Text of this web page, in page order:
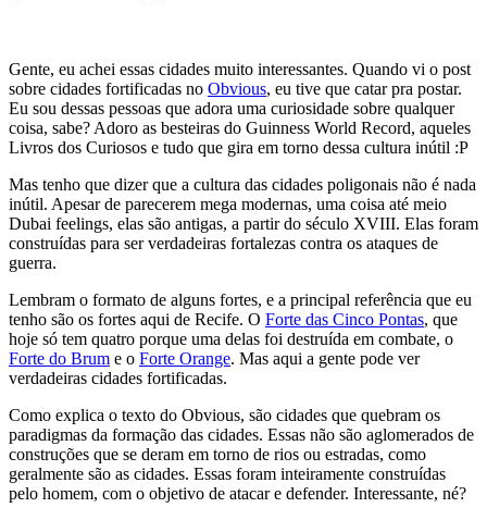
Gente, eu achei essas cidades muito interessantes. Quando vi o post
sobre cidades fortificadas no Obvious, eu tive que catar pra postar.
Eu sou dessas pessoas que adora uma curiosidade sobre qualquer
coisa, sabe? Adoro as besteiras do Guinness World Record, aqueles
Livros dos Curiosos e tudo que gira em torno dessa cultura inútil :P
Mas tenho que dizer que a cultura das cidades poligonais não é nada
inútil. Apesar de parecerem mega modernas, uma coisa até meio
Dubai feelings, elas são antigas, a partir do século XVIII. Elas foram
construídas para ser verdadeiras fortalezas contra os ataques de
guerra.
Lembram o formato de alguns fortes, e a principal referência que eu
tenho são os fortes aqui de Recife. O Forte das Cinco Pontas, que
hoje só tem quatro porque uma delas foi destruída em combate, o
Forte do Brum e o Forte Orange. Mas aqui a gente pode ver
verdadeiras cidades fortificadas.
Como explica o texto do Obvious, são cidades que quebram os
paradigmas da formação das cidades. Essas não são aglomerados de
construções que se deram em torno de rios ou estradas, como
geralmente são as cidades. Essas foram inteiramente construídas
pelo homem, com o objetivo de atacar e defender. Interessante, né?